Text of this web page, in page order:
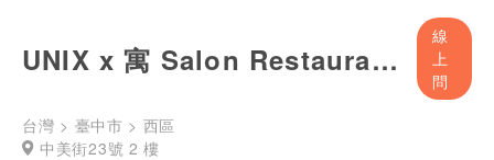
UNIX x 寓 Salon Restaurant Bar 複合式 多用途共享空間
線
上
問
台灣 > 臺中市 > 西區
中美街23號 2 樓